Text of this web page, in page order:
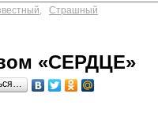
, Страшный
«СЕРДЦЕ»